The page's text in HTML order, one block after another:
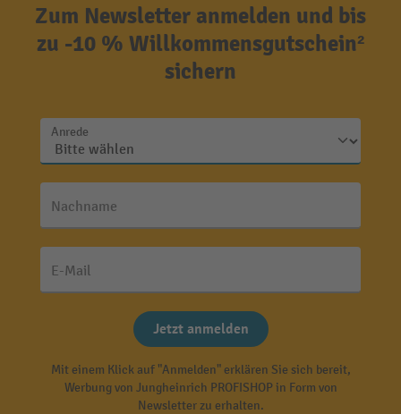
Zum Newsletter anmelden und bis
zu -10 % Willkommensgutschein²
sichern
Anrede
Nachname
E-Mail
Jetzt anmelden
Mit einem Klick auf "Anmelden" erklären Sie sich bereit,
Werbung von Jungheinrich PROFISHOP in Form von
Newsletter zu erhalten.